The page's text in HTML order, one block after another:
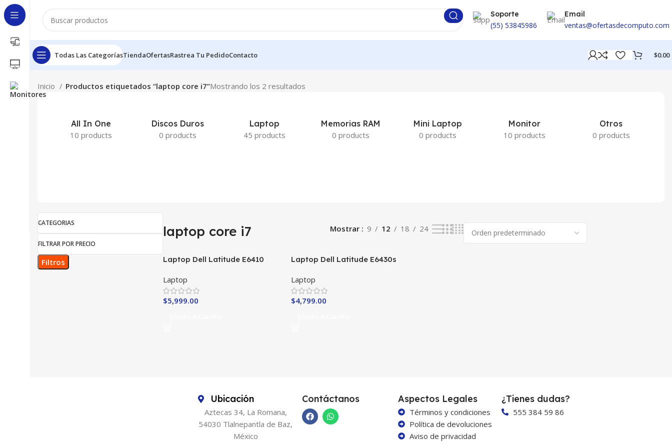
Soporte
(55) 53845986
Email
ventas@ofertasdecomputo.com
Todas Las CategoríasTiendaOfertasRastrea Tu PedidoContacto $0.00
Inicio Productos etiquetados “laptop core i7”Mostrando los 2 resultados
All In One
10 products
Discos Duros
0 products
Laptop
45 products
Memorias RAM
0 products
Mini Laptop
0 products
Monitor
10 products
Otros
0 products
CATEGORIAS
FILTRAR POR PRECIO
Filtros
laptop core i7 Mostrar 9 12 18 24
Laptop Dell Latitude E6410
Laptop
$5,999.00
Laptop Dell Latitude E6430s
Laptop
$4,799.00
Ubicación
Aztecas 34, La Romana,
54030 Tlalnepantla de Baz,
México
Contáctanos Aspectos Legales
Términos y condiciones
Política de devoluciones
Aviso de privacidad
¿Tienes dudas?
555 384 59 86